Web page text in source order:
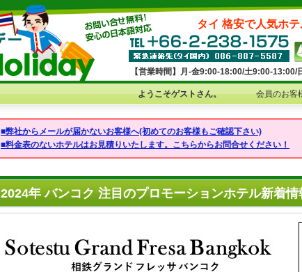
タイ 格安で人気ホ
【営業時間】月-金9:00-18:00/土9:00-13:00/
ようこそゲストさん。 会員のお客
■弊社からメールが届かないお客様へ(初めてのお客様もご確認下さい)
■料金表のないホテルはお見積りいたします。こちらからお問合せください！
2024年 バンコク 注目のプロモーションホテル新着情